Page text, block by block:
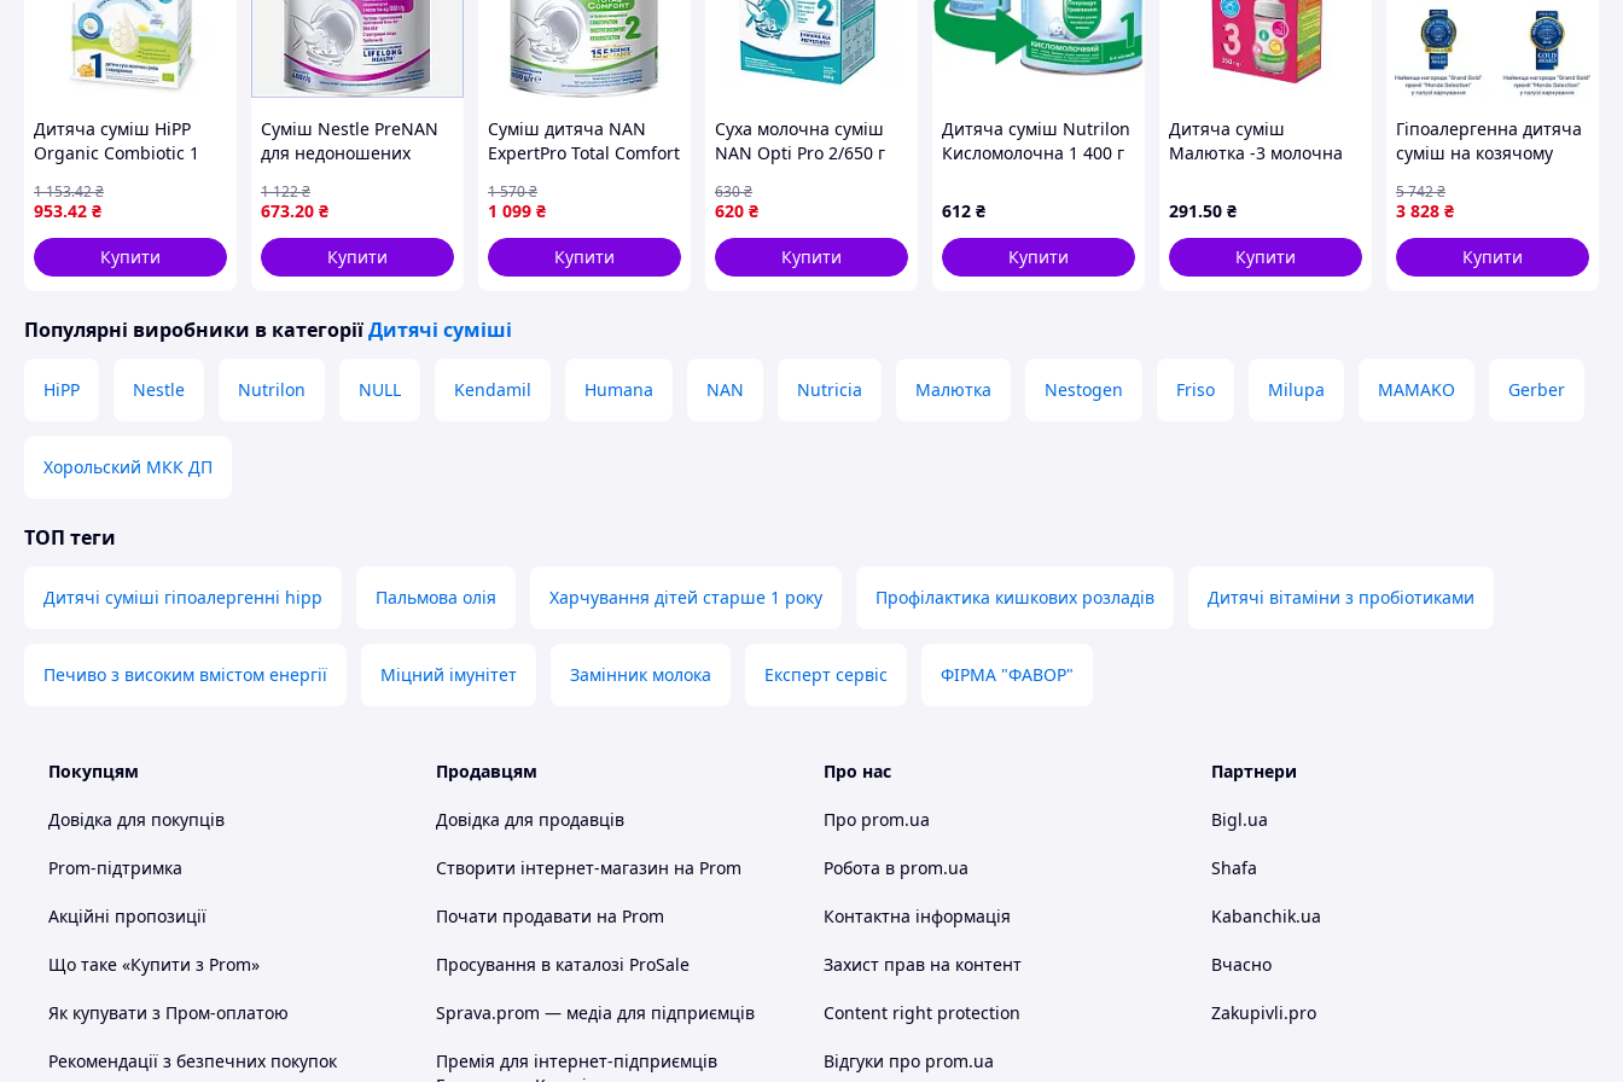
Дитяча суміш HiPP
Organic Combiotic 1
новонароджених
953.42 ₴
1 153.42₴
Купити
Суміш Nestle PreNAN
для недоношених
малою масою тіла 400
г з пробіотиком B.
lactis МШоп1
673.20 ₴
1 122₴
Купити
Суміш дитяча NAN
ExpertPro Total Comfort
здутті, зригуваннях та
закрепах, від 6 місяців
1 099 ₴
1 570₴
Купити
Суха молочна суміш
NAN Opti Pro 2/650 г
620 ₴
630₴
Купити
Дитяча суміш Nutrilon
Кисломолочна 1 400 г
612 ₴
Купити
Дитяча суміш
Малютка -3 молочна
(4820199500077) MDR
291.50 ₴
Купити
Гіпоалергенна дитяча
суміш на козячому
місяців без ГМО для
здорового росту FLAME
3 828 ₴
5 742₴
Купити
Популярні виробники в категоріїДитячі суміші
HiPP Nestle Nutrilon NULL Kendamil Humana NAN Nutricia Малютка Nestogen Friso Milupa MAMAKO Gerber
Хорольский МКК ДП
ТОП теги
Дитячі суміші гіпоалергенні hipp Пальмова олія Харчування дітей старше 1 року Профілактика кишкових розладів Дитячі вітаміни з пробіотиками
Печиво з високим вмістом енергії Міцний імунітет Замінник молока Експерт сервіс ФІРМА "ФАВОР"
Покупцям
Довідка для покупців
Prom-підтримка
Акційні пропозиції
Що таке «Купити з Prom»
Як купувати з Пром-оплатою
Рекомендації з безпечних покупок
Продавцям
Довідка для продавців
Створити інтернет-магазин на Prom
Почати продавати на Prom
Просування в каталозі ProSale
Sprava.prom — медіа для підприємців
Премія для інтернет-підприємців
Про нас
Про prom.ua
Робота в prom.ua
Контактна інформація
Захист прав на контент
Content right protection
Відгуки про prom.ua
Партнери
Bigl.ua
Shafa
Kabanchik.ua
Вчасно
Zakupivli.pro